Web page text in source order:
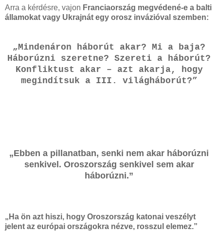
Arra a kérdésre, vajon Franciaország megvédené-e a balti
államokat vagy Ukrajnát egy orosz invázióval szemben:
„Mindenáron háborút akar? Mi a baja?
Háborúzni szeretne? Szereti a háborút?
Konfliktust akar – azt akarja, hogy
megindítsuk a III. világháborút?”
„Ebben a pillanatban, senki nem akar háborúzni
senkivel. Oroszország senkivel sem akar
háborúzni.”
„Ha ön azt hiszi, hogy Oroszország katonai veszélyt
jelent az európai országokra nézve, rosszul elemez.”